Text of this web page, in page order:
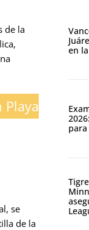
de la
se
de la
en